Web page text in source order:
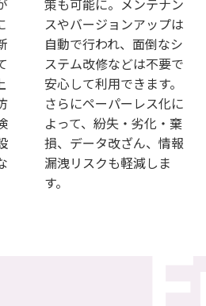
策も可能に。メンテナン
スやバージョンアップは
自動で行われ、面倒なシ
ステム改修などは不要で
安心して利用できます。
さらにペーパーレス化に
よって、紛失・劣化・棄
損、データ改ざん、情報
漏洩リスクも軽減しま
す。